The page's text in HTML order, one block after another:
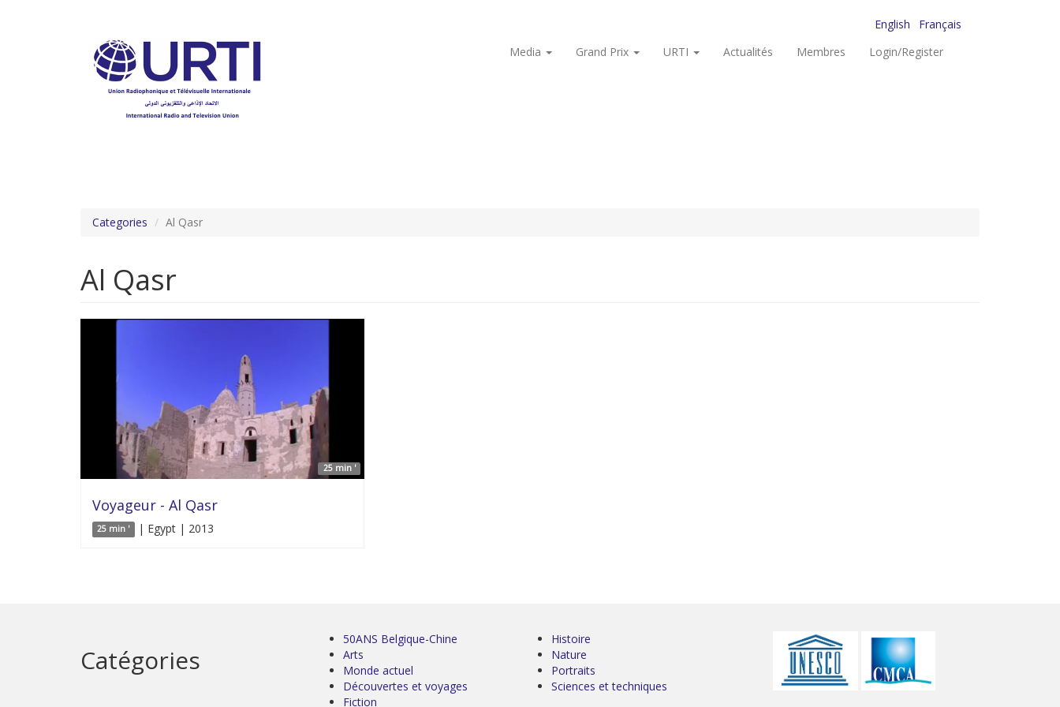
English
Français
Media
Grand Prix URTI Actualités Membres Login/Register
Categories Al Qasr
Al Qasr
25 min '
Voyageur - Al Qasr
25 min ' | Egypt | 2013
Catégories
50ANS Belgique-Chine
Arts
Monde actuel
Découvertes et voyages
Fiction
Histoire
Nature
Portraits
Sciences et techniques